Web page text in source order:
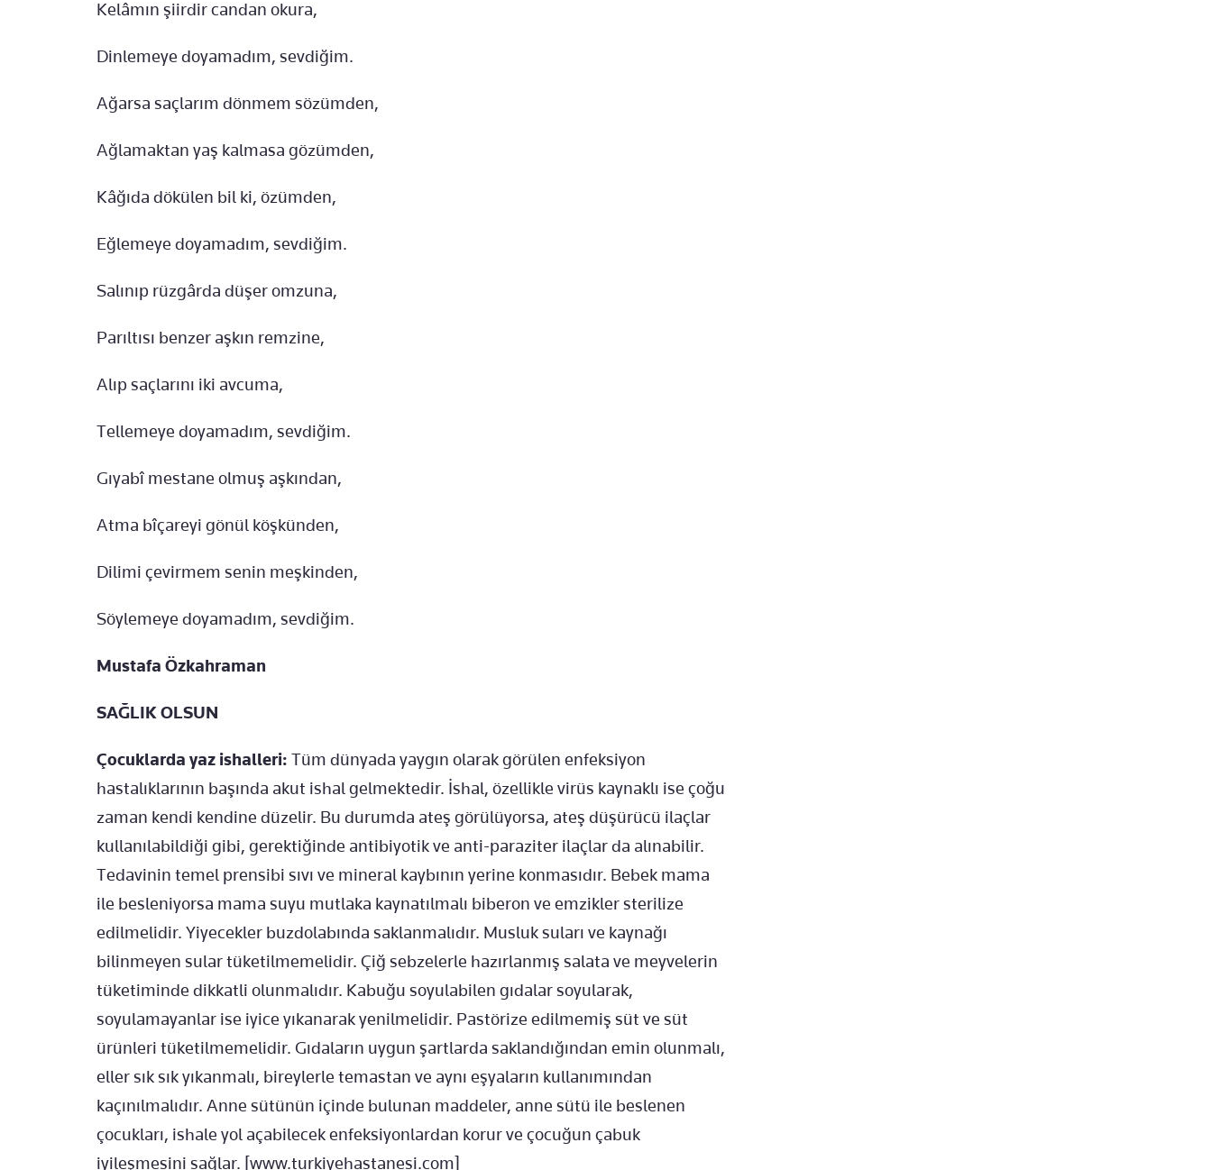
Kelâmın şiirdir candan okura,
Dinlemeye doyamadım, sevdiğim.
Ağarsa saçlarım dönmem sözümden,
Ağlamaktan yaş kalmasa gözümden,
Kâğıda dökülen bil ki, özümden,
Eğlemeye doyamadım, sevdiğim.
Salınıp rüzgârda düşer omzuna,
Parıltısı benzer aşkın remzine,
Alıp saçlarını iki avcuma,
Tellemeye doyamadım, sevdiğim.
Gıyabî mestane olmuş aşkından,
Atma bîçareyi gönül köşkünden,
Dilimi çevirmem senin meşkinden,
Söylemeye doyamadım, sevdiğim.
Mustafa Özkahraman
SAĞLIK OLSUN
Çocuklarda yaz ishalleri: Tüm dünyada yaygın olarak görülen enfeksiyon
hastalıklarının başında akut ishal gelmektedir. İshal, özellikle virüs kaynaklı ise çoğu
zaman kendi kendine düzelir. Bu durumda ateş görülüyorsa, ateş düşürücü ilaçlar
kullanılabildiği gibi, gerektiğinde antibiyotik ve anti-paraziter ilaçlar da alınabilir.
Tedavinin temel prensibi sıvı ve mineral kaybının yerine konmasıdır. Bebek mama
ile besleniyorsa mama suyu mutlaka kaynatılmalı biberon ve emzikler sterilize
edilmelidir. Yiyecekler buzdolabında saklanmalıdır. Musluk suları ve kaynağı
bilinmeyen sular tüketilmemelidir. Çiğ sebzelerle hazırlanmış salata ve meyvelerin
tüketiminde dikkatli olunmalıdır. Kabuğu soyulabilen gıdalar soyularak,
soyulamayanlar ise iyice yıkanarak yenilmelidir. Pastörize edilmemiş süt ve süt
ürünleri tüketilmemelidir. Gıdaların uygun şartlarda saklandığından emin olunmalı,
eller sık sık yıkanmalı, bireylerle temastan ve aynı eşyaların kullanımından
kaçınılmalıdır. Anne sütünün içinde bulunan maddeler, anne sütü ile beslenen
çocukları, ishale yol açabilecek enfeksiyonlardan korur ve çocuğun çabuk
iyileşmesini sağlar. [www.turkiyehastanesi.com]